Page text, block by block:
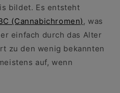
bildet. Es entsteht
(Cannabichromen) , was
einfach durch das Alter
zu den wenig bekannten
auf, wenn